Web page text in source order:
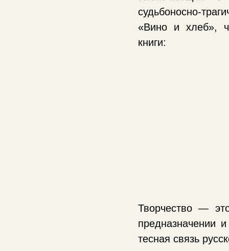
судьбоносно-
«Вино и хлеб»,
книги:
Творчество —
предназначении
тесная связь